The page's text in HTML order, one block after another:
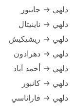
دلهي → جايبور
دلهي → ناينيتال
دلهي → ريشيكيش
دلهي → دهرادون
دلهي → أحمد آباد
دلهي → كانبور
دلهي → فاراناسي